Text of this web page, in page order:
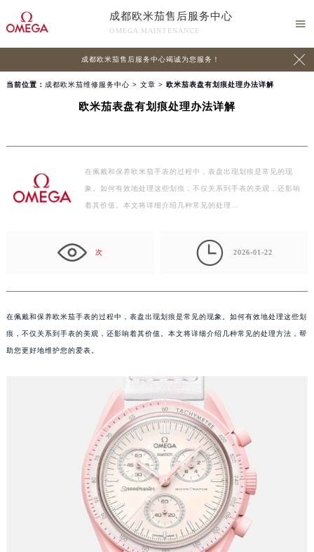
成都欧米茄售后服务中心
OMEGA MAINTENANCE

成都欧米茄售后服务中心竭诚为您服务！ 
当前位置： 成都欧米茄维修服务中心 > 文章 > 欧米茄表盘有划痕处理办法详解
欧米茄表盘有划痕处理办法详解
在佩戴和保养欧米茄手表的过程中，表盘出现划痕是常见的现
象。如何有效地处理这些划痕，不仅关系到手表的美观，还影响
着其价值。本文将详细介绍几种常见的处理…
次  2026-01-22
在佩戴和保养欧米茄手表的过程中，表盘出现划痕是常见的现象。如何有效地处理这些划
痕，不仅关系到手表的美观，还影响着其价值。本文将详细介绍几种常见的处理方法，帮
助您更好地维护您的爱表。